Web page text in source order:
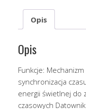
Opis
Opis
Funkcje:
synchronizacja
energii świetlnej do
czasowych